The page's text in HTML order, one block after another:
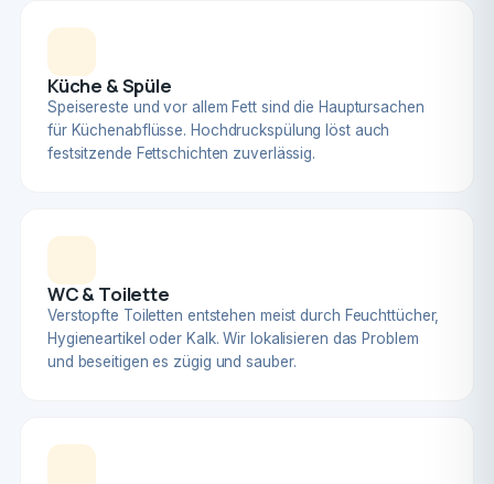
Küche & Spüle
Speisereste und vor allem Fett sind die Hauptursachen
für Küchenabflüsse. Hochdruckspülung löst auch
festsitzende Fettschichten zuverlässig.
WC & Toilette
Verstopfte Toiletten entstehen meist durch Feuchttücher,
Hygieneartikel oder Kalk. Wir lokalisieren das Problem
und beseitigen es zügig und sauber.